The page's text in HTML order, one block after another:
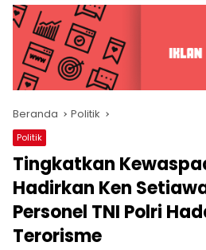
Beranda Politik
Politik
Tingkatkan
Hadirkan Ken
Personel TNI Polri
Terorisme